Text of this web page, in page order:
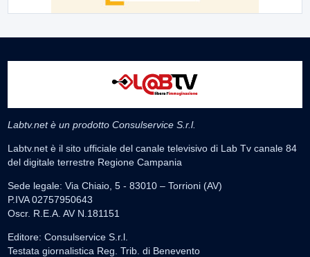
Labtv.net è un prodotto Consulservice S.r.l.
Labtv.net è il sito ufficiale del canale televisivo di Lab Tv canale 84
del digitale terrestre Regione Campania
Sede legale: Via Chiaio, 5 - 83010 – Torrioni (AV)
P.IVA 02757950643
Oscr. R.E.A. AV N.181151
Editore: Consulservice S.r.l.
Testata giornalistica Reg. Trib. di Benevento